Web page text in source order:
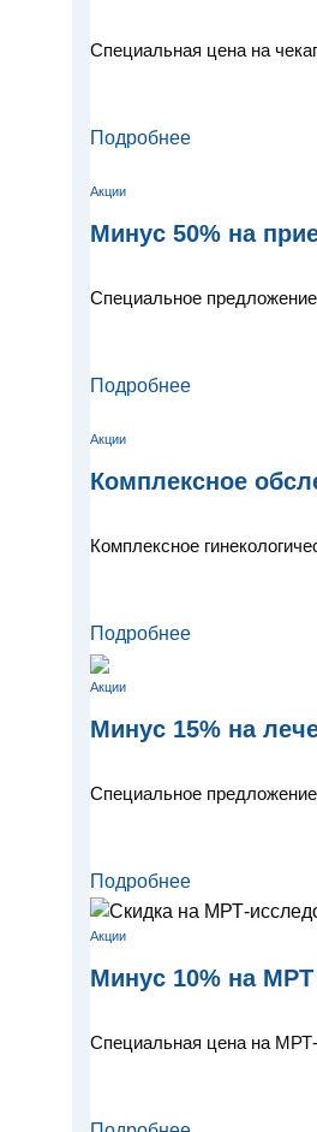
Специальная цена на
Подробнее
Акции
Минус 50% на
Специальное
Подробнее
Акции
Комплексное
Комплексное
Подробнее
Акции
Минус 15% на
Специальное
Подробнее
Акции
Минус 10% на МРТ
Специальная цена на МРТ-